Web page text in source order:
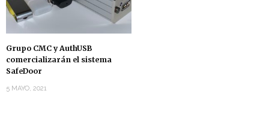
Grupo CMC y AuthUSB
comercializarán el sistema
SafeDoor
5 MAYO, 2021